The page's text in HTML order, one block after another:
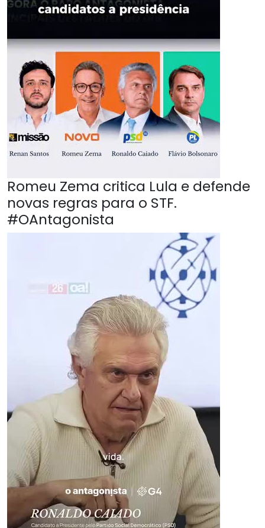
Romeu Zema critica Lula e defende
novas regras para o STF.
#OAntagonista